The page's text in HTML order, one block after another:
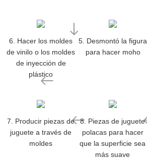
5. Desmontó la figura
para hacer moho
6. Hacer los moldes
de vinilo o los moldes
de inyección de
plástico
7. Producir piezas de
juguete a través de
moldes
8. Piezas de juguete
polacas para hacer
que la superficie sea
más suave